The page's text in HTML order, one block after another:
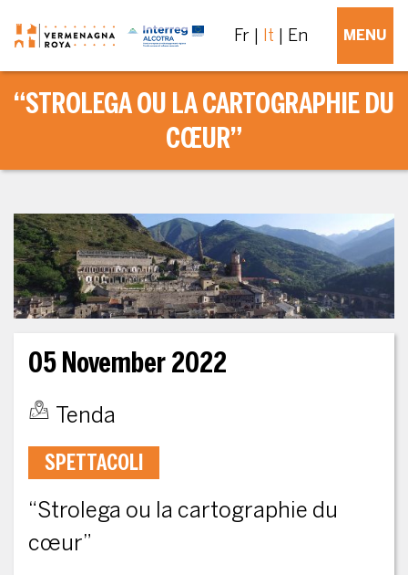
Fr It En MENU
“STROLEGA OU LA CARTOGRAPHIE DU
CŒUR”
05 November 2022
Tenda
SPETTACOLI
“Strolega ou la cartographie du
cœur”